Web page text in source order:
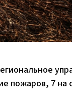
пожаров, 7 на